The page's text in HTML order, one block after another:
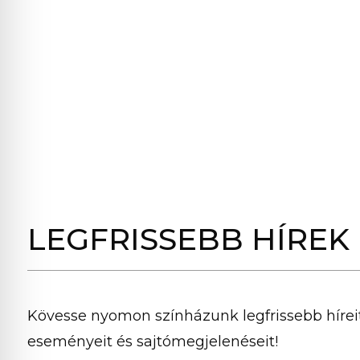
LEGFRISSEBB HÍREK
Kövesse nyomon színházunk legfrissebb
eseményeit és sajtómegjelenéseit!